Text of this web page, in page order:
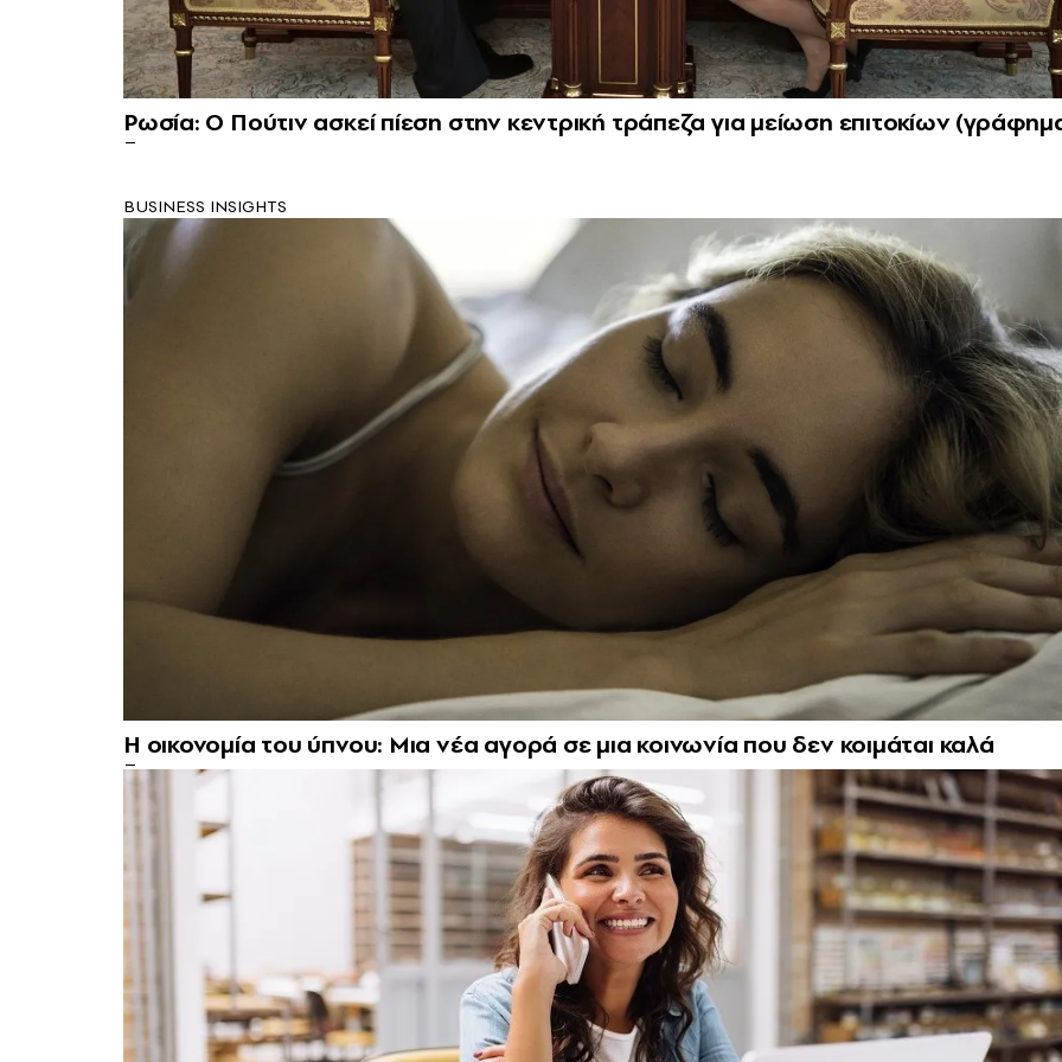
Ρωσία: Ο Πούτιν ασκεί πίεση στην κεντρική τράπεζα για μείωση επιτοκίων
BUSINESS INSIGHTS
Η οικονομία του ύπνου: Μια νέα αγορά σε μια κοινωνία που δεν κοιμάται καλά